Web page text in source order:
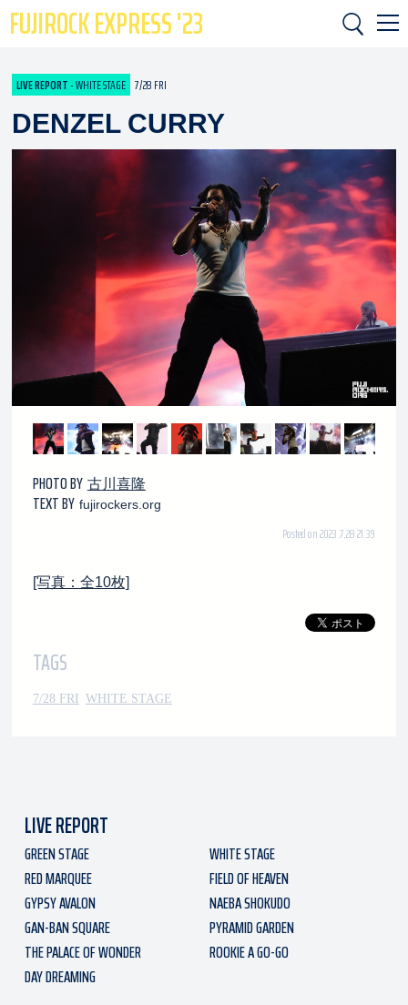
FUJIROCK EXPRESS '23
LIVE REPORT- WHITE STAGE 7/28 FRI
DENZEL CURRY
PHOTO BY 古川喜隆
TEXT BY fujirockers.org
Posted on 2023.7.28 21:39
[写真：全10枚]
TAGS
7/28 FRI WHITE STAGE
LIVE REPORT
GREEN STAGE
WHITE STAGE
RED MARQUEE
FIELD OF HEAVEN
GYPSY AVALON
NAEBA SHOKUDO
GAN-BAN SQUARE
PYRAMID GARDEN
THE PALACE OF WONDER
ROOKIE A GO-GO
DAY DREAMING